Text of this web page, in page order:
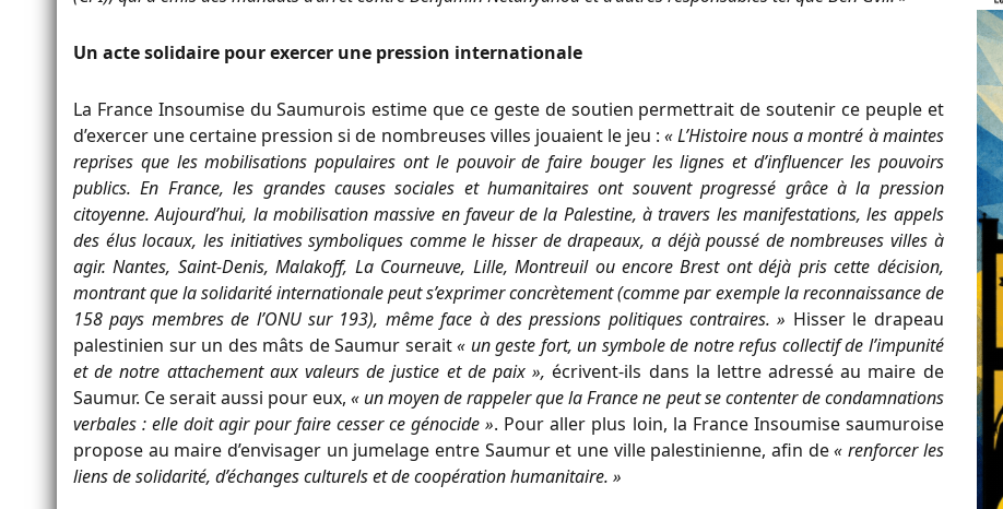
Un acte solidaire pour exercer une pression internationale
La France Insoumise du Saumurois estime que ce geste de soutien permettrait de soutenir ce peuple et
d’exercer une certaine pression si de nombreuses villes jouaient le jeu :« L’Histoire nous a montré à maintes
reprises que les mobilisations populaires ont le pouvoir de faire bouger les lignes et d’influencer les pouvoirs
publics. En France, les grandes causes sociales et humanitaires ont souvent progressé grâce à la pression
citoyenne. Aujourd’hui, la mobilisation massive en faveur de la Palestine, à travers les manifestations, les appels
des élus locaux, les initiatives symboliques comme le hisser de drapeaux, a déjà poussé de nombreuses villes à
agir. Nantes, Saint-Denis, Malakoff, La Courneuve, Lille, Montreuil ou encore Brest ont déjà pris cette décision,
montrant que la solidarité internationale peut s’exprimer concrètement (comme par exemple la reconnaissance de
158 pays membres de l’ONU sur 193), même face à des pressions politiques contraires. » Hisser le drapeau
palestinien sur un des mâts de Saumur serait« un geste fort, un symbole de notre refus collectif de l’impunité
et de notre attachement aux valeurs de justice et de paix », écrivent-ils dans la lettre adressé au maire de
Saumur. Ce serait aussi pour eux,« un moyen de rappeler que la France ne peut se contenter de condamnations
verbales : elle doit agir pour faire cesser ce génocide ». Pour aller plus loin, la France Insoumise saumuroise
propose au maire d’envisager un jumelage entre Saumur et une ville palestinienne, afin de« renforcer les
liens de solidarité, d’échanges culturels et de coopération humanitaire. »